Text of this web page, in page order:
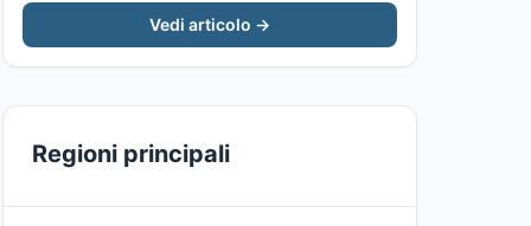
Vedi articolo →
Regioni principali